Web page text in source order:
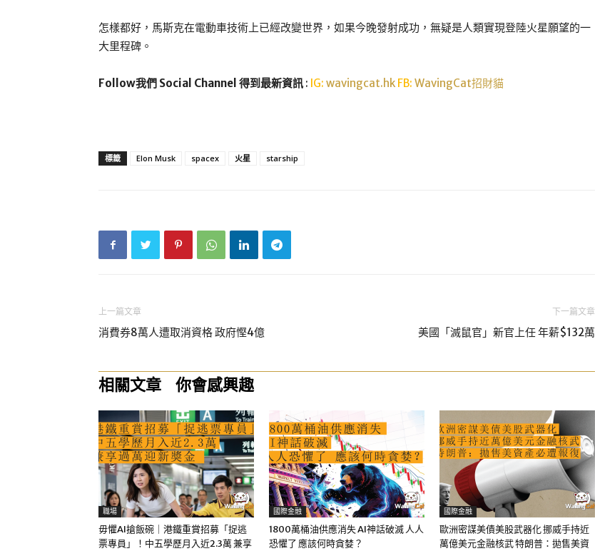
怎樣都好，馬斯克在電動車技術上已經改變世界，如果今晚發射成功，無疑是人類實現登陸火星願望的一
大里程碑。
Follow我們 Social Channel 得到最新資訊 : IG: wavingcat.hkFB: WavingCat招財貓
標籤 Elon Musk spacex 火星 starship
上一篇文章
消費券8萬人遭取消資格 政府慳4億
下一篇文章
美國「滅鼠官」新官上任 年薪$132萬
相關文章 你會感興趣
職場
毋懼AI搶飯碗｜港鐵重賞招募「捉逃
票專員」！中五學歷月入近2.3萬 兼享
國際金融
1800萬桶油供應消失 AI神話破滅 人人
恐懼了 應該何時貪婪？
國際金融
歐洲密謀美債美股武器化 挪威手持近
萬億美元金融核武 特朗普：拋售美資